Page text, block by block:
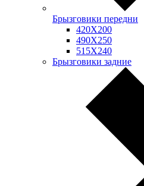
Брызговики передни
420Х200
490Х250
515Х240
Брызговики задние